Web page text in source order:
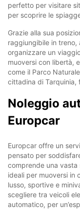
perfetto per visitare
per scoprire le
Grazie alla sua
raggiungibile in treno,
organizzare un
muoversi con libertà,
come il Parco
cittadina di Tarquinia,
Noleggio
Europcar
Europcar offre un
pensato per
comprende una
ideali per muoversi in
lusso, sportive e
scegliere tra veicoli
automatico, per